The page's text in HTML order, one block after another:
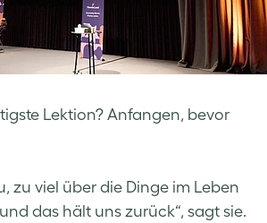
Lektion? Anfangen, bevor
zu viel über die Dinge im Leben
das hält uns zurück“, sagt sie.